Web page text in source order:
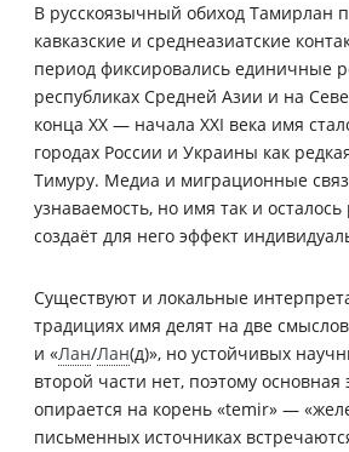
В русскоязычный обиход Тамирлан
кавказские и среднеазиатские
период фиксировались единичные
республиках Средней Азии и на
конца XX — начала XXI века имя
городах России и Украины как
Тимуру. Медиа и миграционные
узнаваемость, но имя так и
создаёт для него эффект
Существуют и локальные
традициях имя делят на две
и «Лан/Лан(д)», но устойчивых
второй части нет, поэтому основная
опирается на корень «temir» —
письменных источниках